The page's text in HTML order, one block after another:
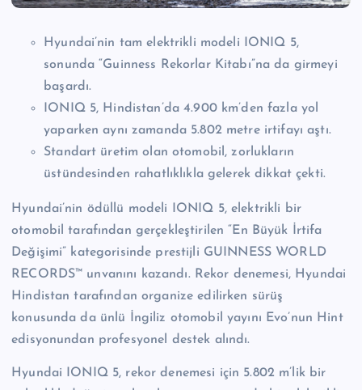
b
e
ri
n
M
e
r
k
e
zi
Hyundai’nin tam elektrikli modeli IONIQ 5,
sonunda “Guinness Rekorlar Kitabı”na da girmeyi
başardı.
IONIQ 5, Hindistan’da 4.900 km’den fazla yol
yaparken aynı zamanda 5.802 metre irtifayı aştı.
Standart üretim olan otomobil, zorlukların
üstündesinden rahatlıklıkla gelerek dikkat çekti.
Hyundai’nin ödüllü modeli IONIQ 5, elektrikli bir
otomobil tarafından gerçekleştirilen “En Büyük İrtifa
Değişimi” kategorisinde prestijli GUINNESS WORLD
RECORDS™ unvanını kazandı. Rekor denemesi, Hyundai
Hindistan tarafından organize edilirken sürüş
konusunda da ünlü İngiliz otomobil yayını Evo’nun Hint
edisyonundan profesyonel destek alındı.
Hyundai IONIQ 5, rekor denemesi için 5.802 m’lik bir